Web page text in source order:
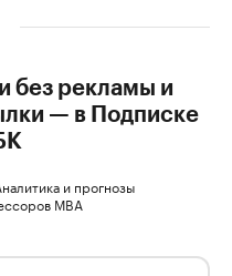
без рекламы и
— в Подписке
и прогнозы
MBA